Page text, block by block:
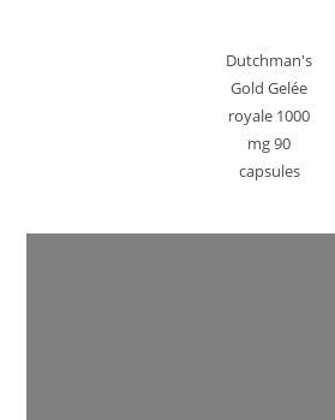
Dutchman's
Gold Gelée
royale 1000
mg 90
capsules